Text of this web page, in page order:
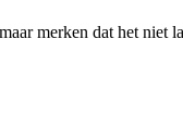
merken dat het niet